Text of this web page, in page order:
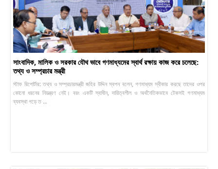
সাংবাদিক, মালিক ও সরকার যৌথ ভাবে গণমাধ্যমের স্বার্থ রক্ষায় কাজ করে চলেছে:
তথ্য ও সম্প্রচার মন্ত্রী
স্টাফ রিপোর্টার: তথ্য ও সম্প্রচারমন্ত্রী জহির উদ্দিন স্বপন বলেন, গণমাধ্যম স্বীকার করছে তাদের ওপর
কোনো ধরনের নিয়ন্ত্রণ নেই। বরং একটি স্বাধীন, দায়িত্বশীল ও অর্থনৈতিকভাবে টেকসই গণমাধ্যম
ব্যবস্থা গড়ে ত ...